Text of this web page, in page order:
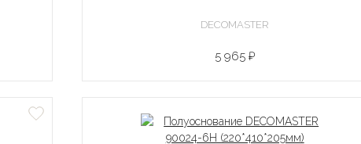
DECOMASTER
5 965 ₽